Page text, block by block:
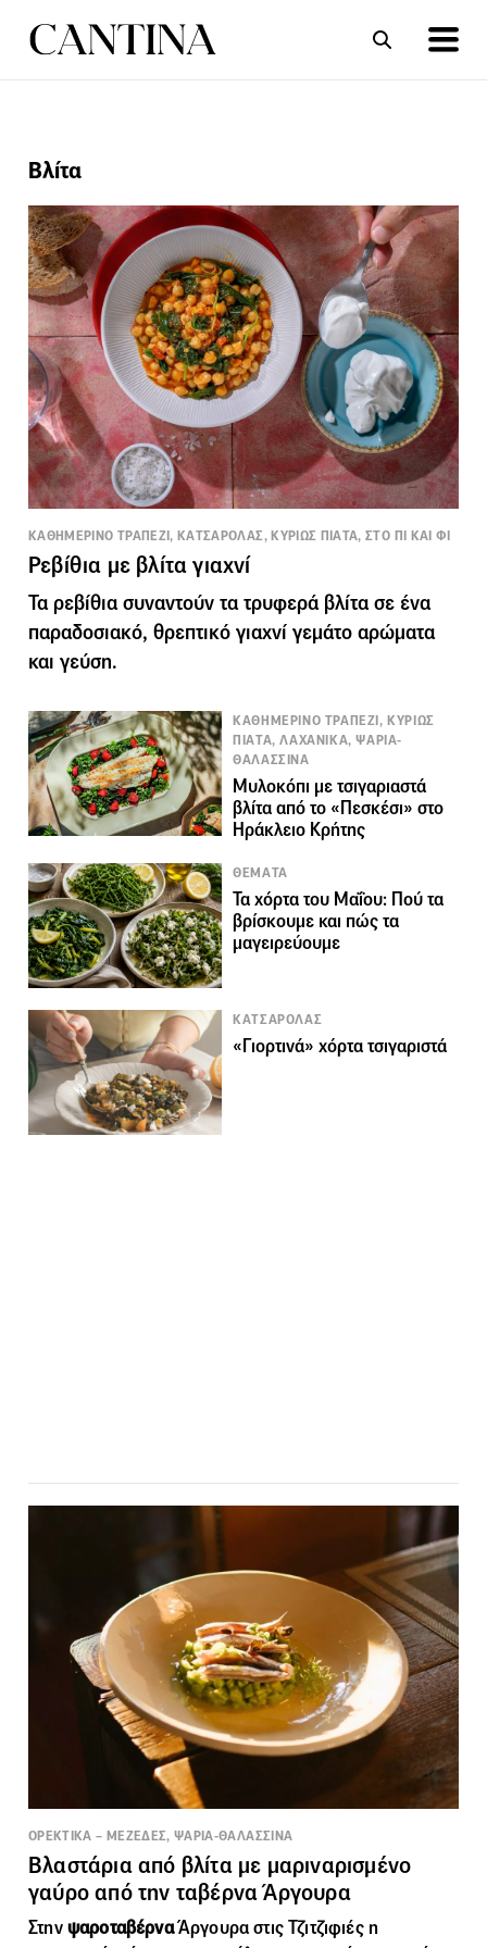
Βλίτα
ΚΑΘΗΜΕΡΙΝΟ ΤΡΑΠΕΖΙ, ΚΑΤΣΑΡΟΛΑΣ, ΚΥΡΙΩΣ ΠΙΑΤΑ, ΣΤΟ ΠΙ ΚΑΙ ΦΙ
Ρεβίθια με βλίτα γιαχνί
Τα ρεβίθια συναντούν τα τρυφερά βλίτα σε ένα
παραδοσιακό, θρεπτικό γιαχνί γεμάτο αρώματα
και γεύση.
ΚΑΘΗΜΕΡΙΝΟ ΤΡΑΠΕΖΙ, ΚΥΡΙΩΣ
ΠΙΑΤΑ, ΛΑΧΑΝΙΚΑ, ΨΑΡΙΑ-
ΘΑΛΑΣΣΙΝΑ
Μυλοκόπι με τσιγαριαστά
βλίτα από το «Πεσκέσι» στο
Ηράκλειο Κρήτης
ΘΕΜΑΤΑ
Τα χόρτα του Μαΐου: Πού τα
βρίσκουμε και πώς τα
μαγειρεύουμε
ΚΑΤΣΑΡΟΛΑΣ
«Γιορτινά» χόρτα τσιγαριστά
ΟΡΕΚΤΙΚΑ – ΜΕΖΕΔΕΣ, ΨΑΡΙΑ-ΘΑΛΑΣΣΙΝΑ
Βλαστάρια από βλίτα με μαριναρισμένο
γαύρο από την ταβέρνα Άργουρα
ΣτηνψαροταβέρναΆργουρα στις Τζιτζιφιές η